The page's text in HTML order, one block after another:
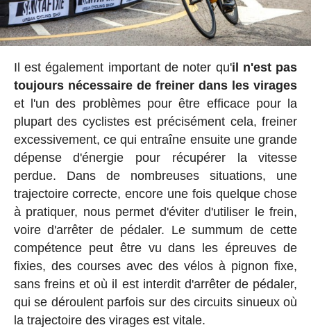
Il est également important de noter qu'il n'est pas
toujours nécessaire de freiner dans les virages
et l'un des problèmes pour être efficace pour la
plupart des cyclistes est précisément cela, freiner
excessivement, ce qui entraîne ensuite une grande
dépense d'énergie pour récupérer la vitesse
perdue. Dans de nombreuses situations, une
trajectoire correcte, encore une fois quelque chose
à pratiquer, nous permet d'éviter d'utiliser le frein,
voire d'arrêter de pédaler. Le summum de cette
compétence peut être vu dans les épreuves de
fixies, des courses avec des vélos à pignon fixe,
sans freins et où il est interdit d'arrêter de pédaler,
qui se déroulent parfois sur des circuits sinueux où
la trajectoire des virages est vitale.